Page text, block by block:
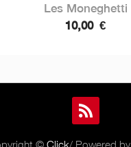
Les Moneghetti
10,00 €
© Click/ Powered by